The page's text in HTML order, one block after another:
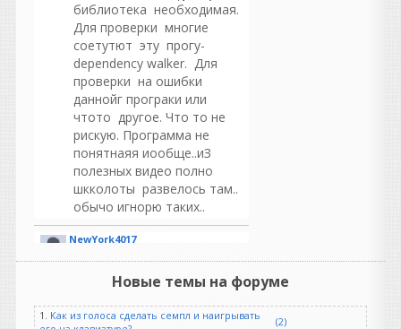
библиотека необходимая.
Для проверки многие
соетутют эту прогу-
dependency walker. Для
проверки на ошибки
даннойг програки или
чтото другое. Что то не
рискую. Программа не
понятнаяя иообще..иЗ
полезных видео полно
шкколоты развелось там..
обычо игнорю таких..
NewYork4017
раздайте пожалуйста
Новые темы на форуме
1. Как из голоса сделать семпл и наигрывать
(2)